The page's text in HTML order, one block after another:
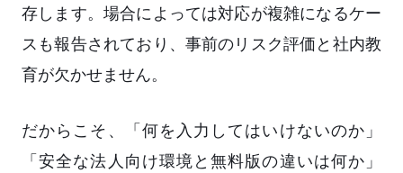
存します。場合によっては対応が複雑になるケー
スも報告されており、事前のリスク評価と社内教
育が欠かせません。
だからこそ、「何を入力してはいけないのか」
「安全な法人向け環境と無料版の違いは何か」